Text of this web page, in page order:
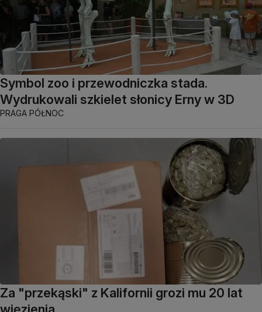
Symbol zoo i przewodniczka stada.
Wydrukowali szkielet słonicy Erny w 3D
PRAGA PÓŁNOC
Za "przekąski" z Kalifornii grozi mu 20 lat